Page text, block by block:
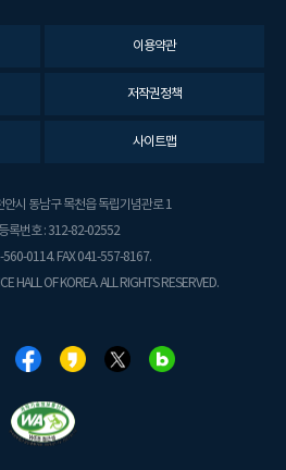
이용약관
저작권정책
사이트맵
시 동남구 목천읍 독립기념관로 1
록번호 : 312-82-02552
560-0114. FAX 041-557-8167.
HALL OF KOREA. ALL RIGHTS RESERVED.